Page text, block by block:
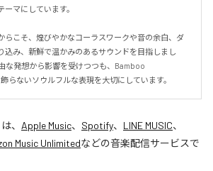
マにしています。
らこそ、煌びやかなコーラスワークや音の余白、ダ
込み、新鮮で温かみのあるサウンドを目指しまし
な発想から影響を受けつつも、Bamboo
らないソウルフルな表現を大切にしています。
は、 Apple Music、 Spotify、 LINE MUSIC、
Music Unlimitedなどの音楽配信サービスで